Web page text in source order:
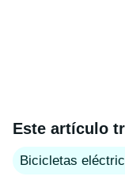
Este artículo
Bicicletas